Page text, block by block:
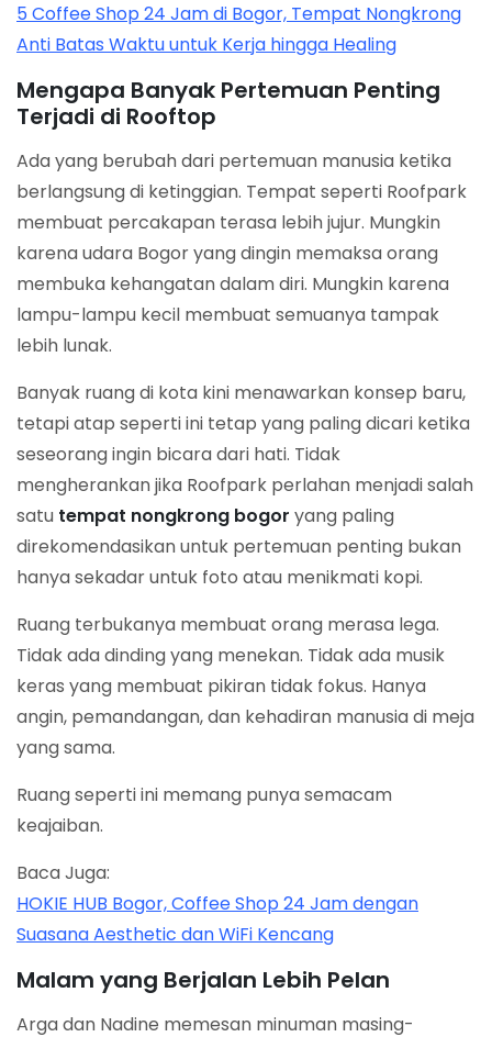
5 Coffee Shop 24 Jam di Bogor, Tempat Nongkrong
Anti Batas Waktu untuk Kerja hingga Healing
Mengapa Banyak Pertemuan Penting
Terjadi di Rooftop
Ada yang berubah dari pertemuan manusia ketika
berlangsung di ketinggian. Tempat seperti Roofpark
membuat percakapan terasa lebih jujur. Mungkin
karena udara Bogor yang dingin memaksa orang
membuka kehangatan dalam diri. Mungkin karena
lampu-lampu kecil membuat semuanya tampak
lebih lunak.
Banyak ruang di kota kini menawarkan konsep baru,
tetapi atap seperti ini tetap yang paling dicari ketika
seseorang ingin bicara dari hati. Tidak
mengherankan jika Roofpark perlahan menjadi salah
satu tempat nongkrong bogor yang paling
direkomendasikan untuk pertemuan penting bukan
hanya sekadar untuk foto atau menikmati kopi.
Ruang terbukanya membuat orang merasa lega.
Tidak ada dinding yang menekan. Tidak ada musik
keras yang membuat pikiran tidak fokus. Hanya
angin, pemandangan, dan kehadiran manusia di meja
yang sama.
Ruang seperti ini memang punya semacam
keajaiban.
Baca Juga:
HOKIE HUB Bogor, Coffee Shop 24 Jam dengan
Suasana Aesthetic dan WiFi Kencang
Malam yang Berjalan Lebih Pelan
Arga dan Nadine memesan minuman masing-